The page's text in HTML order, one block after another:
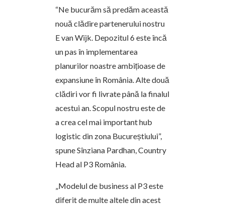
“Ne bucurăm să predăm această
nouă clădire partenerului nostru
E van Wijk. Depozitul 6 este încă
un pas în implementarea
planurilor noastre ambițioase de
expansiune în România. Alte două
clădiri vor fi livrate până la finalul
acestui an. Scopul nostru este de
a crea cel mai important hub
logistic din zona Bucureștiului”,
spune Sînziana Pardhan, Country
Head al P3 România.
„Modelul de business al P3 este
diferit de multe altele din acest